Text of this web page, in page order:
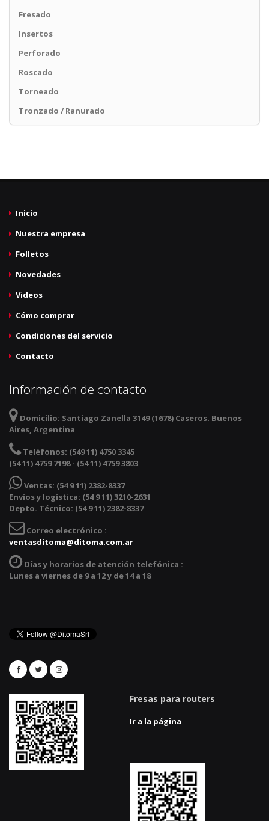
Fresado
Insertos
Perforado
Roscado
Torneado
Tronzado / Ranurado
Inicio
Nuestra empresa
Folletos
Novedades
Videos
Cómo comprar
Condiciones del servicio
Contacto
Información de contacto
Domicilio: Santiago Zanella 3149 (1678) Caseros. Buenos
Aires, Argentina
Teléfonos: (549 11) 4750 3345
(54 11) 4759 7198 - (54 11) 4759 3803
Ventas: (54 9 11) 2382-8337
Envíos y logística: (54 9 11) 3210-2631
Depto. Técnico: (54 9 11) 2382-8337
Correo electrónico :
ventasditoma@ditoma.com.ar
Días y horarios de atención telefónica :
Lunes a viernes de 9 a 12 y de 14 a 18
Fresas para routers
Ir a la página